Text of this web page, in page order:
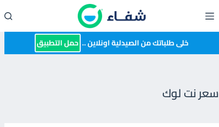
إلى
المحتوى خلى طلباتك من الصيدلية اونلاين .. حمل التطبيق
سعر نت لوك